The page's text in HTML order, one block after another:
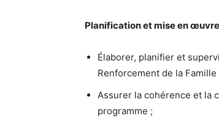
Planification et mise en œuvre
Élaborer, planifier et
Renforcement de la
Assurer la cohérence et la
programme ;